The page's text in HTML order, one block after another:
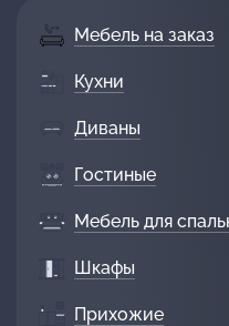
Мебель на заказ
Кухни
Диваны
Гостиные
Мебель для
Шкафы
Прихожие